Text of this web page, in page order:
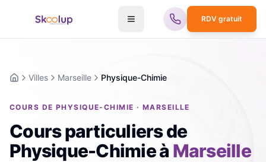
RDV gratuit
AccueilVilles Marseille Physique-Chimie
COURS DE PHYSIQUE-CHIMIE · MARSEILLE
Cours particuliers de
Physique-Chimieà Marseille